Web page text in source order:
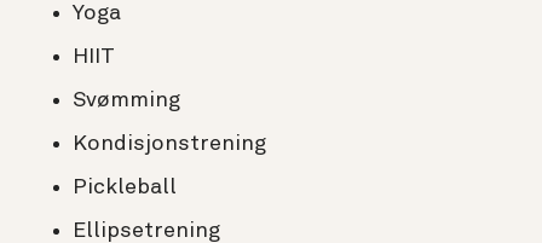
Yoga
HIIT
Svømming
Kondisjonstrening
Pickleball
Ellipsetrening